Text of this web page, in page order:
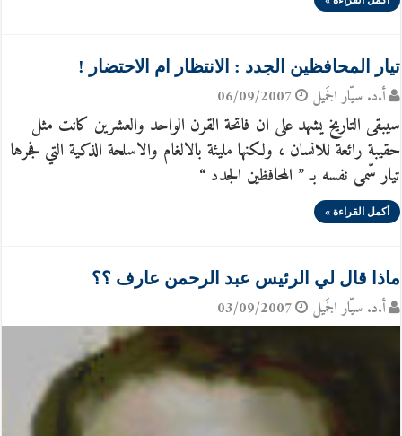
تيار المحافظين الجدد : الانتظار ام الاحتضار !
أ.د. سيّار الجَميل 06/09/2007
سيبقى التاريخ يشهد على ان فاتحة القرن الواحد والعشرين كانت مثل
حقيبة رائعة للانسان ، ولكنها مليئة بالالغام والاسلحة الذكية التي فجرها
تيار سّمى نفسه بـ ” المحافظين الجدد “
أكمل القراءة »
ماذا قال لي الرئيس عبد الرحمن عارف ؟؟
أ.د. سيّار الجَميل 03/09/2007